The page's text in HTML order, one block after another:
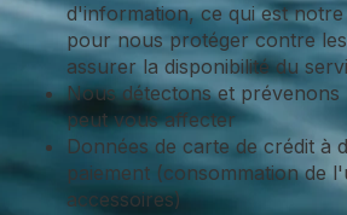
d'information, ce qui est notre
pour nous protéger contre
assurer la disponibilité du
Nous détectons et
peut vous affecter
Données de carte de crédit à
paiement (consommation de
accessoires)